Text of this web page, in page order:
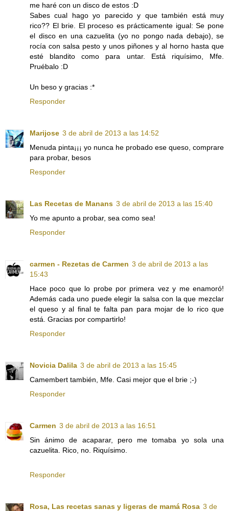
me haré con un disco de estos :D
Sabes cual hago yo parecido y que también está muy
rico?? El brie. El proceso es prácticamente igual: Se pone
el disco en una cazuelita (yo no pongo nada debajo), se
rocía con salsa pesto y unos piñones y al horno hasta que
esté blandito como para untar. Está riquísimo, Mfe.
Pruébalo :D
Un beso y gracias :*
Responder
Marijose 3 de abril de 2013 a las 14:52
Menuda pinta¡¡¡ yo nunca he probado ese queso, comprare
para probar, besos
Responder
Las Recetas de Manans 3 de abril de 2013 a las 15:40
Yo me apunto a probar, sea como sea!
Responder
carmen - Rezetas de Carmen 3 de abril de 2013 a las
15:43
Hace poco que lo probe por primera vez y me enamoró!
Además cada uno puede elegir la salsa con la que mezclar
el queso y al final te falta pan para mojar de lo rico que
está. Gracias por compartirlo!
Responder
Novicia Dalila 3 de abril de 2013 a las 15:45
Camembert también, Mfe. Casi mejor que el brie ;-)
Responder
Carmen 3 de abril de 2013 a las 16:51
Sin ánimo de acaparar, pero me tomaba yo sola una
cazuelita. Rico, no. Riquísimo.
Responder
Rosa, Las recetas sanas y ligeras de mamá Rosa 3 de